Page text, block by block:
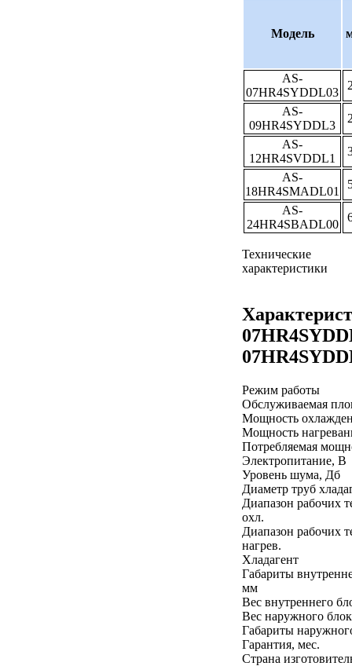
Модель
AS-
07HR4SYDDL03
AS-
09HR4SYDDL3
AS-
12HR4SVDDL1
AS-
18HR4SMADL01
AS-
24HR4SBADL00
Технические
характеристики
Режим работы
Обслуживаемая
Мощность
Мощность
Потребляемая
Электропитание, В
Уровень шума, Дб
Диаметр труб
Диапазон рабочих
охл.
Диапазон рабочих
нагрев.
Хладагент
Габариты
мм
Вес внутреннего
Вес наружного
Габариты
Гарантия, мес.
Страна